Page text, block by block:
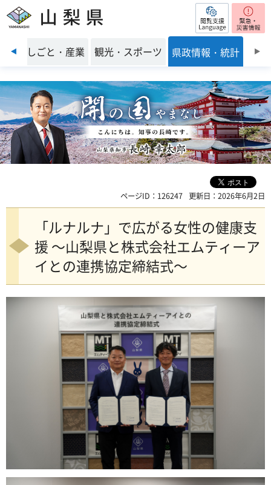
山梨県 閲覧支援
前のスライドを表示
境 しごと・産業 観光・スポーツ 県政情報・統計
ページID：126247 更新日：2026年6月2日
「ルナルナ」で広がる女性の健康支
援 ～山梨県と株式会社エムティーア
イとの連携協定締結式～